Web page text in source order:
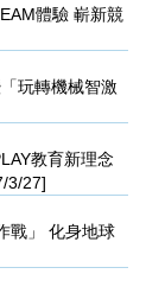
體驗 嶄新競
玩轉機械智激
教育新理念
3/27]
戰」 化身地球